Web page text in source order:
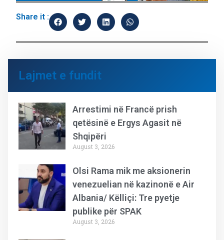
Share it :
Lajmet e fundit
Arrestimi në Francë prish
qetësinë e Ergys Agasit në
Shqipëri
August 3, 2026
Olsi Rama mik me aksionerin
venezuelian në kazinonë e Air
Albania/ Këlliçi: Tre pyetje
publike për SPAK
August 3, 2026